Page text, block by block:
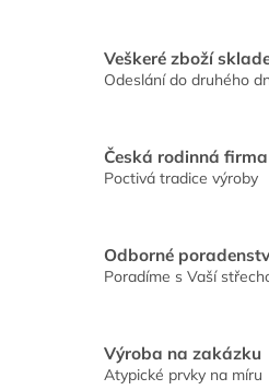
Veškeré zboží
Odeslání do druhého
Česká rodinná firma
Poctivá tradice výroby
Odborné
Poradíme s Vaší
Výroba na zakázku
Atypické prvky na míru